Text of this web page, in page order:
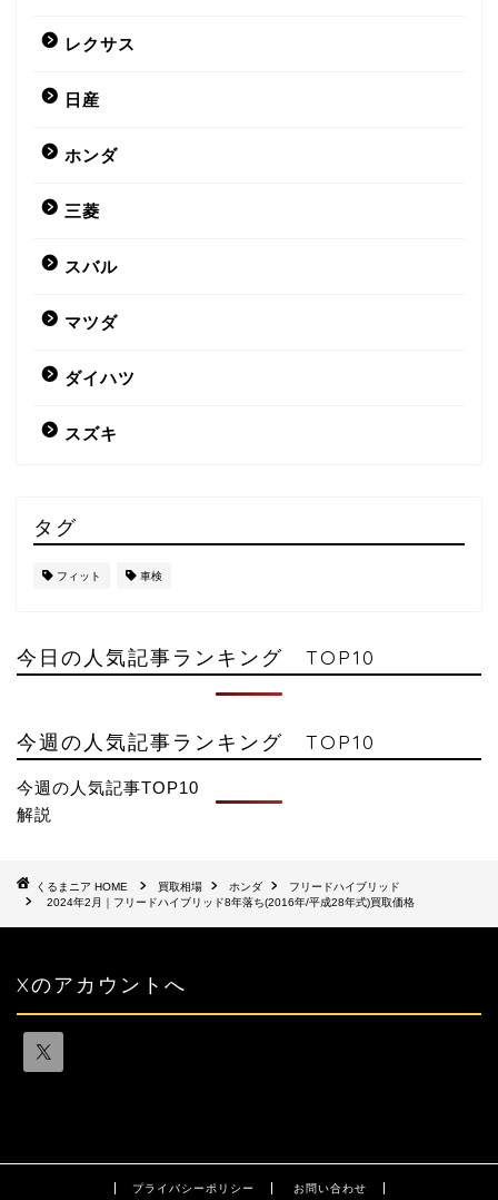
レクサス
日産
ホンダ
三菱
スバル
マツダ
ダイハツ
スズキ
タグ
フィット 車検
今日の人気記事ランキング TOP10
今週の人気記事ランキング TOP10
今週の人気記事TOP10
解説
HOME 買取相場 ホンダ
フリードハイブリッド
2024年2月｜フリードハイブリッド8年落ち(2016年/平成28年式)買取価格
Xのアカウントへ
プライバシーポリシー お問い合わせ